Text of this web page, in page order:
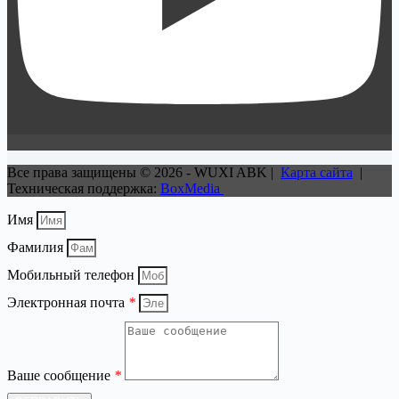
Все права защищены © 2026 - WUXI ABK | Карта сайта |
Техническая поддержка: BoxMedia
Имя
Фамилия
Мобильный телефон
Электронная почта *
Ваше сообщение *